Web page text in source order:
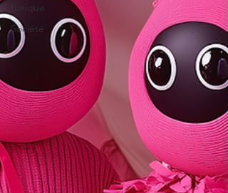
toxique
Société